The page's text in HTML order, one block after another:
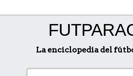
La enciclopedia del